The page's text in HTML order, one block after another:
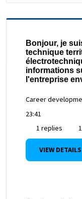
Bonjour, je
technique
informations
l'entreprise
Career
23:41
1 replies
VIEW DETAILS